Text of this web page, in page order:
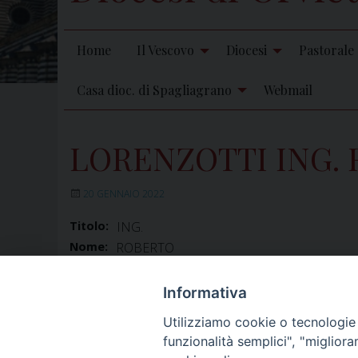
Home Il Vescovo Diocesi Pastorale
Casa dioc. di Spagliagrano Webmail
LORENZOTTI ING.
20 GENNAIO 2022
Titolo: ING.
Nome: ROBERTO
Informativa
Utilizziamo cookie o
funzionalità semplici",